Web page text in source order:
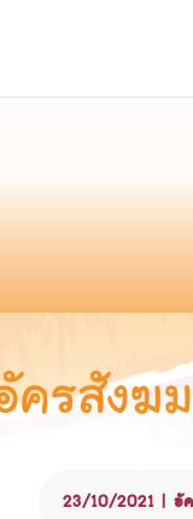
ครสัง
23/10/2021| อั